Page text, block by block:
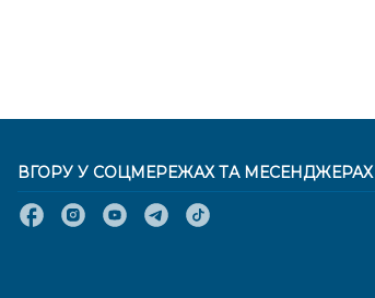
ВГОРУ У СОЦМЕРЕЖАХ ТА МЕСЕНДЖЕРАХ